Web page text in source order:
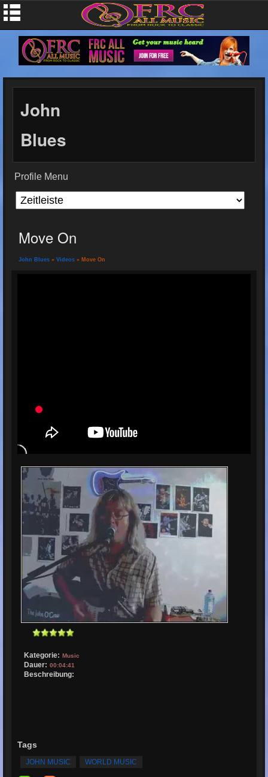
John
Blues
Profile Menu
Move On
John Blues » Videos » Move On
Kategorie: Music
Dauer: 00:04:41
Beschreibung:
Tags
JOHN MUSIC WORLD MUSIC